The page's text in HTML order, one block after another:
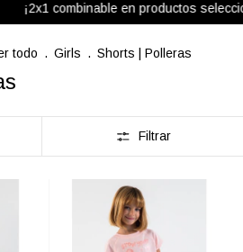
¡2x1 combinable en productos
todo . Girls . Shorts | Polleras
Filtrar